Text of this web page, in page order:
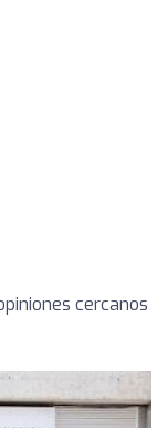
cercanos